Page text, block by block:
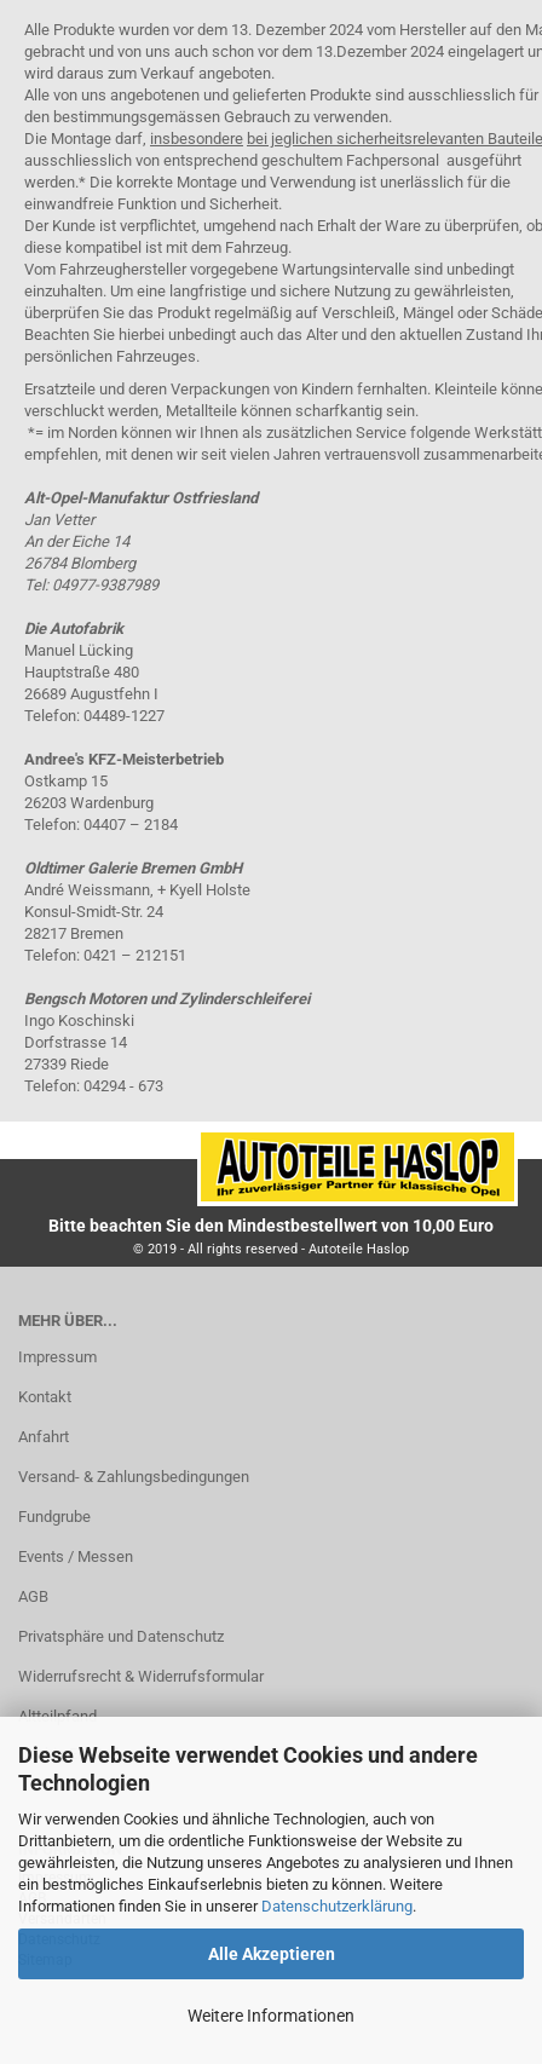
Diese Webseite verwendet Cookies und andere
Technologien
Wir verwenden Cookies und ähnliche Technologien, auch von
Drittanbietern, um die ordentliche Funktionsweise der Website zu
gewährleisten, die Nutzung unseres Angebotes zu analysieren und Ihnen
ein bestmögliches Einkaufserlebnis bieten zu können. Weitere
Informationen finden Sie in unserer Datenschutzerklärung.
Alle Akzeptieren
Weitere Informationen
Alle Produkte wurden vor dem 13. Dezember 2024 vom Hersteller auf den
gebracht und von uns auch schon vor dem 13.Dezember 2024 eingelagert
wird daraus zum Verkauf angeboten.
Alle von uns angebotenen und gelieferten Produkte sind ausschliesslich für
den bestimmungsgemässen Gebrauch zu verwenden.
Die Montage darf, insbesondere bei jeglichen sicherheitsrelevanten
ausschliesslich von entsprechend geschultem Fachpersonal ausgeführt
werden.* Die korrekte Montage und Verwendung ist unerlässlich für die
einwandfreie Funktion und Sicherheit.
Der Kunde ist verpflichtet, umgehend nach Erhalt der Ware zu überprüfen, ob
diese kompatibel ist mit dem Fahrzeug.
Vom Fahrzeughersteller vorgegebene Wartungsintervalle sind unbedingt
einzuhalten. Um eine langfristige und sichere Nutzung zu gewährleisten,
überprüfen Sie das Produkt regelmäßig auf Verschleiß, Mängel oder
Beachten Sie hierbei unbedingt auch das Alter und den aktuellen Zustand
persönlichen Fahrzeuges.
Ersatzteile und deren Verpackungen von Kindern fernhalten. Kleinteile
verschluckt werden, Metallteile können scharfkantig sein.
*= im Norden können wir Ihnen als zusätzlichen Service folgende
empfehlen, mit denen wir seit vielen Jahren vertrauensvoll
Alt-Opel-Manufaktur Ostfriesland
Jan Vetter
An der Eiche 14
26784 Blomberg
Tel: 04977-9387989
Die Autofabrik
Manuel Lücking
Hauptstraße 480
26689 Augustfehn I
Telefon: 04489-1227
Andree's KFZ-Meisterbetrieb
Ostkamp 15
26203 Wardenburg
Telefon: 04407 – 2184
Oldtimer Galerie Bremen GmbH
André Weissmann, + Kyell Holste
Konsul-Smidt-Str. 24
28217 Bremen
Telefon: 0421 – 212151
Bengsch Motoren und Zylinderschleiferei
Ingo Koschinski
Dorfstrasse 14
27339 Riede
Telefon: 04294 - 673
Bitte beachten Sie den Mindestbestellwert von 10,00 Euro
© 2019 - All rights reserved - Autoteile Haslop
MEHR ÜBER...
Impressum
Kontakt
Anfahrt
Versand- & Zahlungsbedingungen
Fundgrube
Events / Messen
AGB
Privatsphäre und Datenschutz
Widerrufsrecht & Widerrufsformular
Altteilpfand
Cookie Einstellungen
INFORMATION
Impressum
AGB